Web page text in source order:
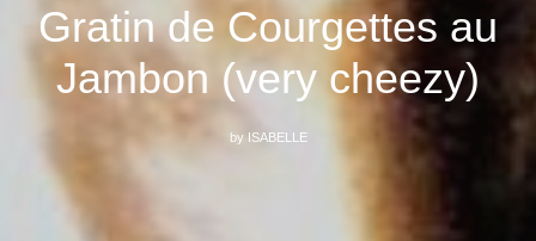
Gratin de Courgettes au
Jambon (very cheezy)
by ISABELLE